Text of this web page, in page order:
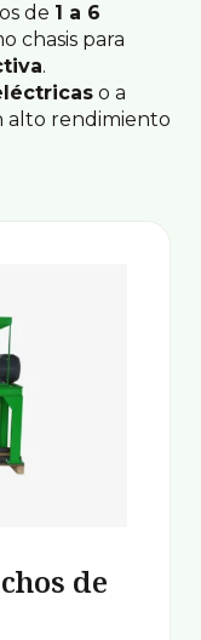
de 1 a 6
chasis para
.
o a
alto rendimiento
de